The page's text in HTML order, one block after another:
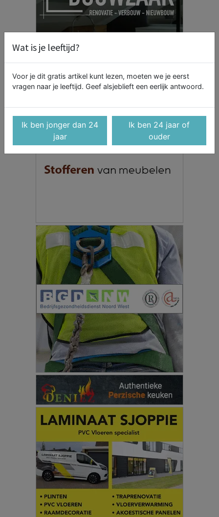
Wat is je leeftijd?
Voor je dit gratis artikel kunt lezen, moeten we je eerst
vragen naar je leeftijd. Geef alsjeblieft een eerlijk antwoord.
Ik ben jonger dan 24
jaar
Ik ben 24 jaar of
ouder